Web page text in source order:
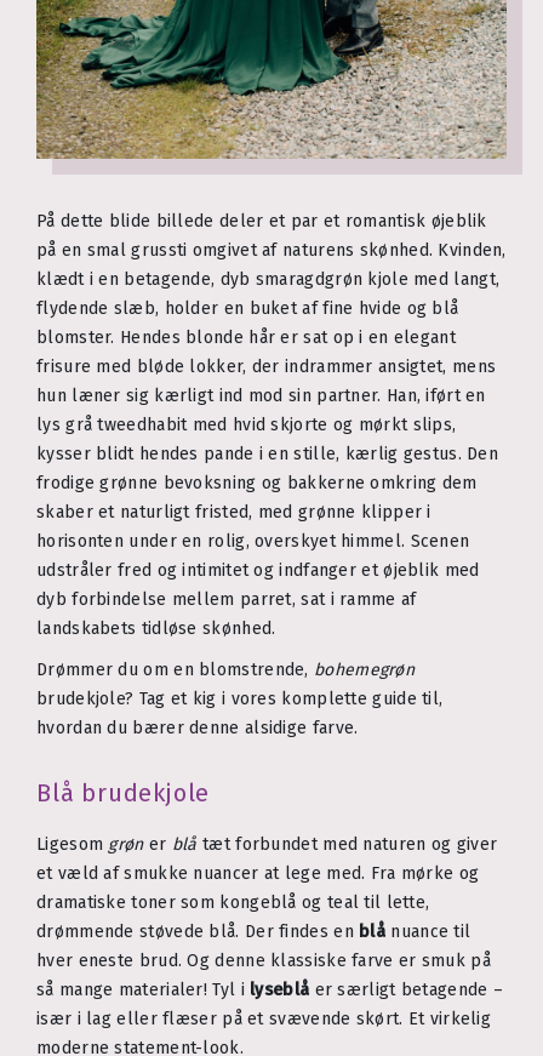
På dette blide billede deler et par et romantisk øjeblik
på en smal grussti omgivet af naturens skønhed. Kvinden,
klædt i en betagende, dyb smaragdgrøn kjole med langt,
flydende slæb, holder en buket af fine hvide og blå
blomster. Hendes blonde hår er sat op i en elegant
frisure med bløde lokker, der indrammer ansigtet, mens
hun læner sig kærligt ind mod sin partner. Han, iført en
lys grå tweedhabit med hvid skjorte og mørkt slips,
kysser blidt hendes pande i en stille, kærlig gestus. Den
frodige grønne bevoksning og bakkerne omkring dem
skaber et naturligt fristed, med grønne klipper i
horisonten under en rolig, overskyet himmel. Scenen
udstråler fred og intimitet og indfanger et øjeblik med
dyb forbindelse mellem parret, sat i ramme af
landskabets tidløse skønhed.
Drømmer du om en blomstrende, bohemegrøn
brudekjole? Tag et kig i vores komplette guide til,
hvordan du bærer denne alsidige farve.
Blå brudekjole
Ligesom grøner blå tæt forbundet med naturen og giver
et væld af smukke nuancer at lege med. Fra mørke og
dramatiske toner som kongeblå og teal til lette,
drømmende støvede blå. Der findes en blå nuance til
hver eneste brud. Og denne klassiske farve er smuk på
så mange materialer! Tyl i lyseblå er særligt betagende –
især i lag eller flæser på et svævende skørt. Et virkelig
moderne statement-look.